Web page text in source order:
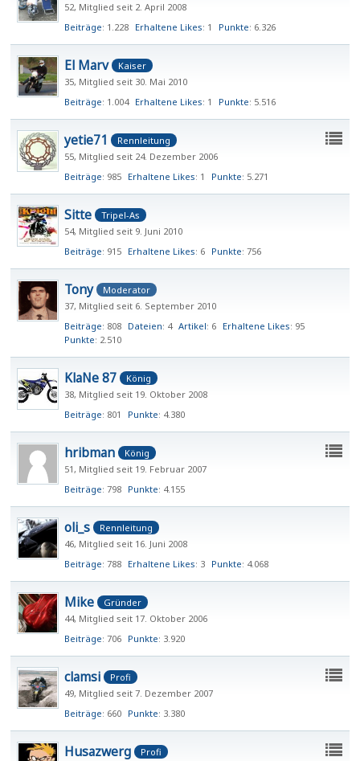
52 Mitglied seit 2. April 2008
Beiträge 1.228 Erhaltene Likes 1 Punkte 6.326
El Marv
Kaiser
35 Mitglied seit 30. Mai 2010
Beiträge 1.004 Erhaltene Likes 1 Punkte 5.516
yetie71
Rennleitung
55 Mitglied seit 24. Dezember 2006
Beiträge 985 Erhaltene Likes 1 Punkte 5.271
Sitte
Tripel-As
54 Mitglied seit 9. Juni 2010
Beiträge 915 Erhaltene Likes 6 Punkte 756
Tony
Moderator
37 Mitglied seit 6. September 2010
Beiträge 808 Dateien 4 Artikel 6 Erhaltene Likes 95
Punkte 2.510
KlaNe 87
König
38 Mitglied seit 19. Oktober 2008
Beiträge 801 Punkte 4.380
hribman
König
51 Mitglied seit 19. Februar 2007
Beiträge 798 Punkte 4.155
oli_s
Rennleitung
46 Mitglied seit 16. Juni 2008
Beiträge 788 Erhaltene Likes 3 Punkte 4.068
Mike
Gründer
44 Mitglied seit 17. Oktober 2006
Beiträge 706 Punkte 3.920
clamsi
Profi
49 Mitglied seit 7. Dezember 2007
Beiträge 660 Punkte 3.380
Husazwerg
Profi